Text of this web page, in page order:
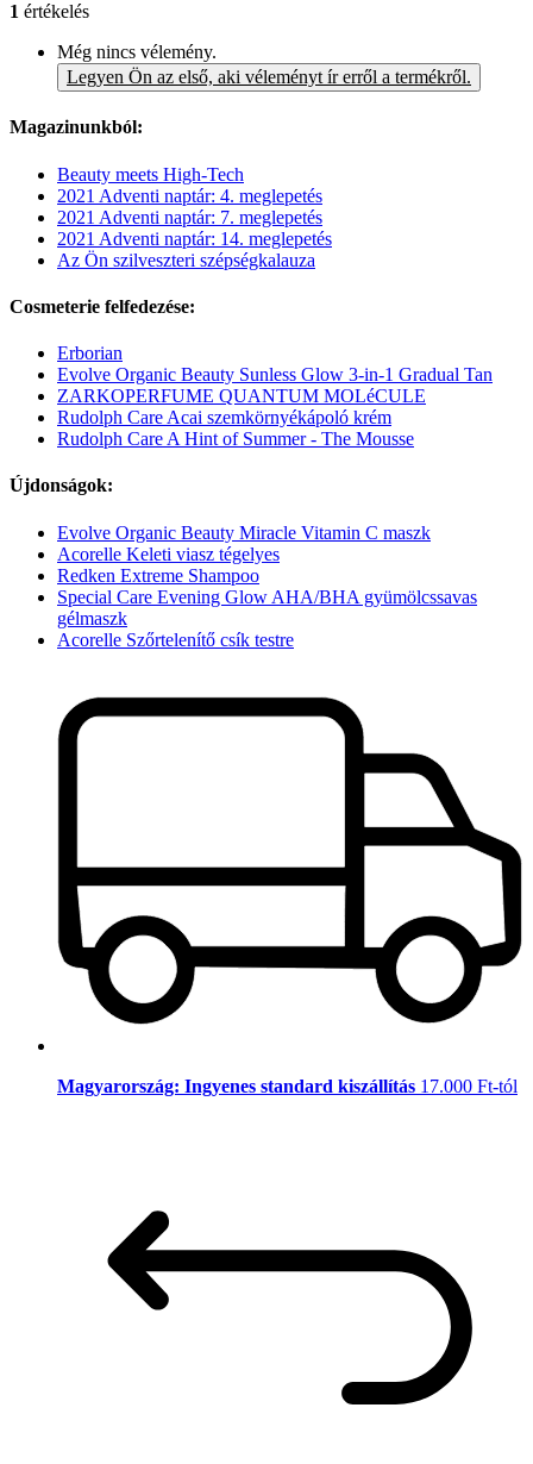
1 értékelés
Még nincs vélemény.
Legyen Ön az első, aki véleményt ír erről a termékről.
Magazinunkból:
Beauty meets High-Tech
2021 Adventi naptár: 4. meglepetés
2021 Adventi naptár: 7. meglepetés
2021 Adventi naptár: 14. meglepetés
Az Ön szilveszteri szépségkalauza
Cosmeterie felfedezése:
Erborian
Evolve Organic Beauty Sunless Glow 3-in-1 Gradual Tan
ZARKOPERFUME QUANTUM MOLéCULE
Rudolph Care Acai szemkörnyékápoló krém
Rudolph Care A Hint of Summer - The Mousse
Újdonságok:
Evolve Organic Beauty Miracle Vitamin C maszk
Acorelle Keleti viasz tégelyes
Redken Extreme Shampoo
Special Care Evening Glow AHA/BHA gyümölcssavas
gélmaszk
Acorelle Szőrtelenítő csík testre
Magyarország: Ingyenes standard kiszállítás 17.000 Ft-tól